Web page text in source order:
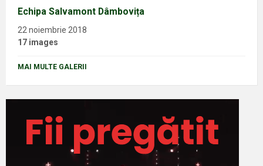
Echipa Salvamont Dâmbovița
22 noiembrie 2018
17 images
MAI MULTE GALERII